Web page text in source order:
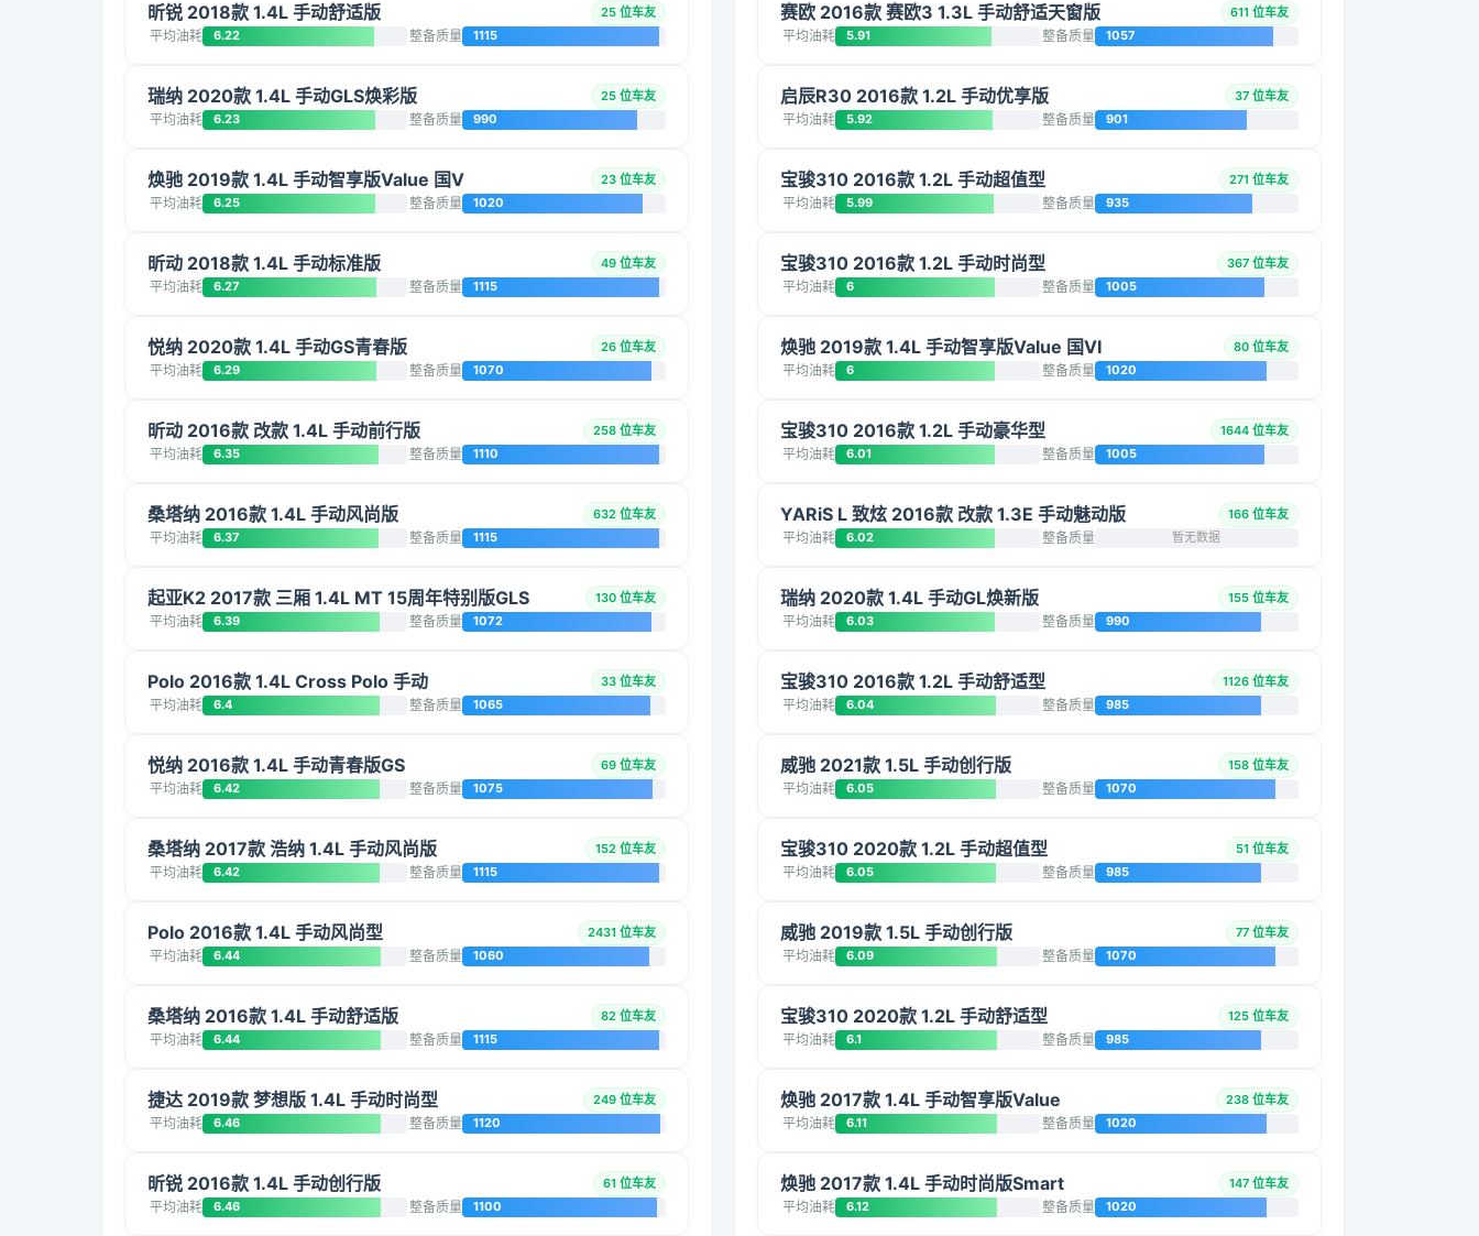
昕锐 2018款 1.4L 手动舒适版 25 位车友
平均油耗 6.22 整备质量 1115
瑞纳 2020款 1.4L 手动GLS焕彩版 25 位车友
平均油耗 6.23 整备质量 990
焕驰 2019款 1.4L 手动智享版Value 国V 23 位车友
平均油耗 6.25 整备质量 1020
昕动 2018款 1.4L 手动标准版 49 位车友
平均油耗 6.27 整备质量 1115
悦纳 2020款 1.4L 手动GS青春版 26 位车友
平均油耗 6.29 整备质量 1070
昕动 2016款 改款 1.4L 手动前行版 258 位车友
平均油耗 6.35 整备质量 1110
桑塔纳 2016款 1.4L 手动风尚版 632 位车友
平均油耗 6.37 整备质量 1115
起亚K2 2017款 三厢 1.4L MT 15周年特别版GLS 130 位车友
平均油耗 6.39 整备质量 1072
Polo 2016款 1.4L Cross Polo 手动 33 位车友
平均油耗 6.4 整备质量 1065
悦纳 2016款 1.4L 手动青春版GS 69 位车友
平均油耗 6.42 整备质量 1075
桑塔纳 2017款 浩纳 1.4L 手动风尚版 152 位车友
平均油耗 6.42 整备质量 1115
Polo 2016款 1.4L 手动风尚型 2431 位车友
平均油耗 6.44 整备质量 1060
桑塔纳 2016款 1.4L 手动舒适版 82 位车友
平均油耗 6.44 整备质量 1115
捷达 2019款 梦想版 1.4L 手动时尚型 249 位车友
平均油耗 6.46 整备质量 1120
昕锐 2016款 1.4L 手动创行版 61 位车友
平均油耗 6.46 整备质量 1100
赛欧 2016款 赛欧3 1.3L 手动舒适天窗版 611 位车友
平均油耗 5.91 整备质量 1057
启辰R30 2016款 1.2L 手动优享版 37 位车友
平均油耗 5.92 整备质量 901
宝骏310 2016款 1.2L 手动超值型 271 位车友
平均油耗 5.99 整备质量 935
宝骏310 2016款 1.2L 手动时尚型 367 位车友
平均油耗 6 整备质量 1005
焕驰 2019款 1.4L 手动智享版Value 国VI 80 位车友
平均油耗 6 整备质量 1020
宝骏310 2016款 1.2L 手动豪华型 1644 位车友
平均油耗 6.01 整备质量 1005
YARiS L 致炫 2016款 改款 1.3E 手动魅动版 166 位车友
平均油耗 6.02 整备质量 暂无数据
瑞纳 2020款 1.4L 手动GL焕新版 155 位车友
平均油耗 6.03 整备质量 990
宝骏310 2016款 1.2L 手动舒适型 1126 位车友
平均油耗 6.04 整备质量 985
威驰 2021款 1.5L 手动创行版 158 位车友
平均油耗 6.05 整备质量 1070
宝骏310 2020款 1.2L 手动超值型 51 位车友
平均油耗 6.05 整备质量 985
威驰 2019款 1.5L 手动创行版 77 位车友
平均油耗 6.09 整备质量 1070
宝骏310 2020款 1.2L 手动舒适型 125 位车友
平均油耗 6.1 整备质量 985
焕驰 2017款 1.4L 手动智享版Value 238 位车友
平均油耗 6.11 整备质量 1020
焕驰 2017款 1.4L 手动时尚版Smart 147 位车友
平均油耗 6.12 整备质量 1020